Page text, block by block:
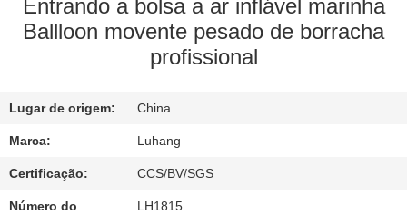
FÁBRICA
DE
QUALIDADE
CONTACTE-
Entrando a bolsa a ar inflável marinha
Ballloon movente pesado de borracha
profissional
Lugar de origem: China
Marca: Luhang
Certificação: CCS/BV/SGS
Número do
LH1815